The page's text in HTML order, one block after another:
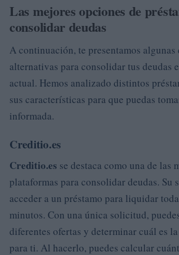
Las mejores opciones de
consolidar deudas
A continuación, te presentamos algunas
alternativas para consolidar tus deudas
actual. Hemos analizado distintos
sus características para que puedas
informada.
Creditio.es
Creditio.es se destaca como una de las
plataformas para consolidar deudas. Su
acceder a un préstamo para liquidar
minutos. Con una única solicitud,
diferentes ofertas y determinar cuál es
para ti. Al hacerlo, puedes calcular